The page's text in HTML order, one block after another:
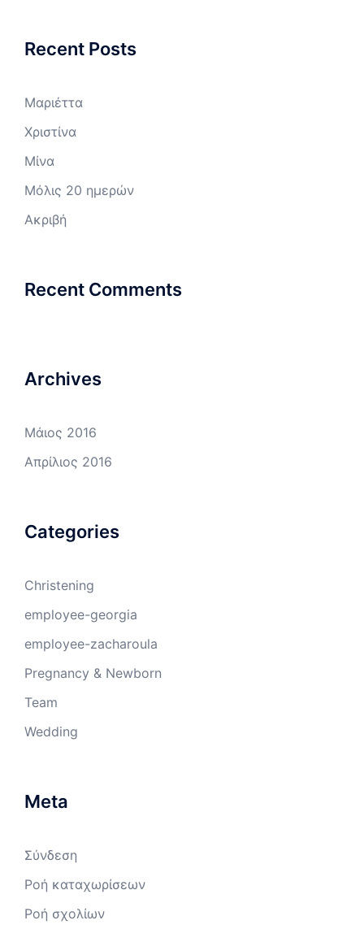
Recent Posts
Μαριέττα
Χριστίνα
Μίνα
Μόλις 20 ημερών
Ακριβή
Recent Comments
Archives
Μάιος 2016
Απρίλιος 2016
Categories
Christening
employee-georgia
employee-zacharoula
Pregnancy & Newborn
Team
Wedding
Meta
Σύνδεση
Ροή καταχωρίσεων
Ροή σχολίων